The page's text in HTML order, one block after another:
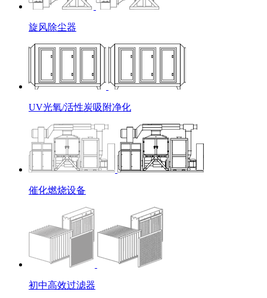
旋风除尘器
UV光氧/活性炭吸附净化
催化燃烧设备
初中高效过滤器